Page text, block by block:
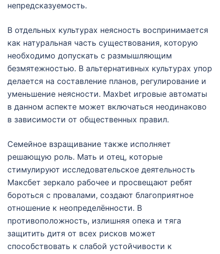
непредсказуемость.
В отдельных культурах неясность воспринимается
как натуральная часть существования, которую
необходимо допускать с размышляющим
безмятежностью. В альтернативных культурах упор
делается на составление планов, регулирование и
уменьшение неясности. Maxbet игровые автоматы
в данном аспекте может включаться неодинаково
в зависимости от общественных правил.
Семейное взращивание также исполняет
решающую роль. Мать и отец, которые
стимулируют исследовательское деятельность
Максбет зеркало рабочее и просвещают ребят
бороться с провалами, создают благоприятное
отношение к неопределённости. В
противоположность, излишняя опека и тяга
защитить дитя от всех рисков может
способствовать к слабой устойчивости к